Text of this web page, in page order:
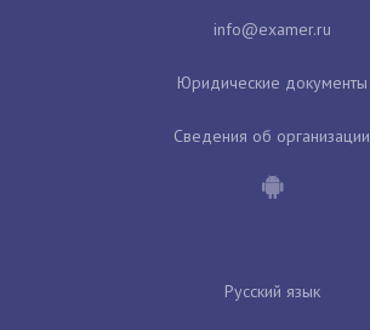
Юридические документы
Сведения об организации
Русский язык